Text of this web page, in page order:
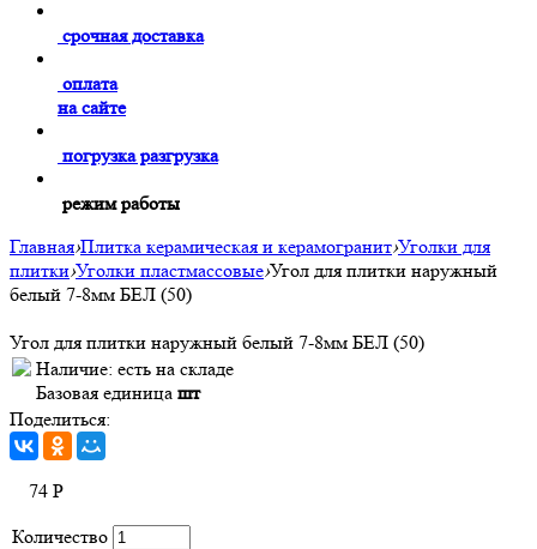
срочная доставка
оплата
на сайте
погрузка разгрузка
режим работы
Главная›Плитка керамическая и керамогранит›Уголки для
плитки›Уголки пластмассовые›Угол для плитки наружный
белый 7-8мм БЕЛ (50)
Угол для плитки наружный белый 7-8мм БЕЛ (50)
Наличие: есть на складе
Базовая единица шт
Поделиться:
74 Р
Количество